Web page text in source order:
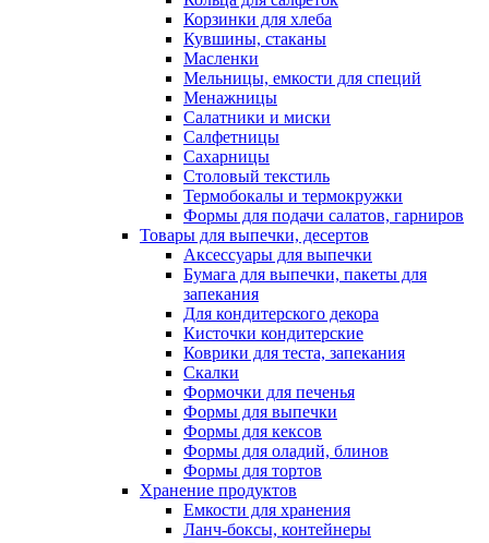
Корзинки для хлеба
Кувшины, стаканы
Масленки
Мельницы, емкости для специй
Менажницы
Салатники и миски
Салфетницы
Сахарницы
Столовый текстиль
Термобокалы и термокружки
Формы для подачи салатов, гарниров
Товары для выпечки, десертов
Аксессуары для выпечки
Бумага для выпечки, пакеты для
запекания
Для кондитерского декора
Кисточки кондитерские
Коврики для теста, запекания
Скалки
Формочки для печенья
Формы для выпечки
Формы для кексов
Формы для оладий, блинов
Формы для тортов
Хранение продуктов
Емкости для хранения
Ланч-боксы, контейнеры